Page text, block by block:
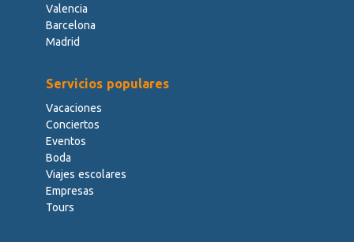
Valencia
Barcelona
Madrid
Servicios populares
Vacaciones
Conciertos
Eventos
Boda
Viajes escolares
Empresas
Tours